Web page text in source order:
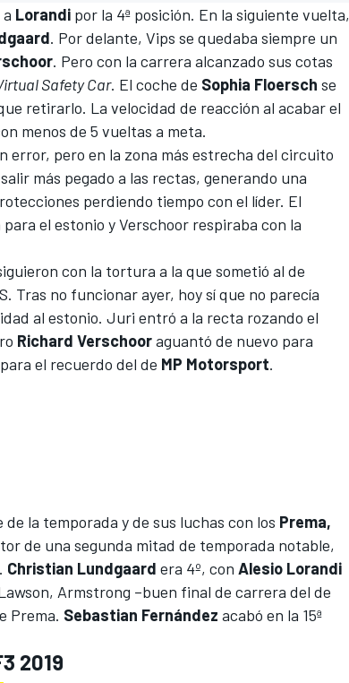
Lorandi por la 4ª posición. En la siguiente vuelta,
. Por delante, Vips se quedaba siempre un
. Pero con la carrera alcanzado sus cotas
Safety Car. El coche de Sophia Floersch se
retirarlo. La velocidad de reacción al acabar el
menos de 5 vueltas a meta.
error, pero en la zona más estrecha del circuito
más pegado a las rectas, generando una
perdiendo tiempo con el líder. El
el estonio y Verschoor respiraba con la
con la tortura a la que sometió al de
Tras no funcionar ayer, hoy sí que no parecía
al estonio. Juri entró a la recta rozando el
Richard Verschooraguantó de nuevo para
el recuerdo del de MP Motorsport.
la temporada y de sus luchas con los Prema,
de una segunda mitad de temporada notable,
Christian Lundgaard era 4º, con Alesio Lorandi
Armstrong –buen final de carrera del de
Prema. Sebastian Fernández acabó en la 15ª
2019